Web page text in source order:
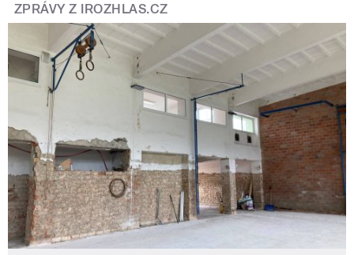
ZPRÁVY Z IROZHLAS.CZ